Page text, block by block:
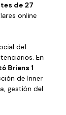
de 27
online
del
En
Brians 1
de Inner
gestión del